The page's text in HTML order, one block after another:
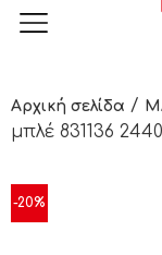
Αρχική σελίδα /
μπλέ 831136 2440
-20%